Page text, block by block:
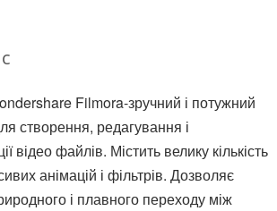
Filmora-зручний і потужний
створення, редагування і
відео файлів. Містить велику кількість
анімацій і фільтрів. Дозволяє
і плавного переходу між